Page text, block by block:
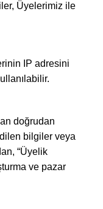
Üyelerimiz ile
IP adresini
doğrudan
bilgiler veya
“Üyelik
ve pazar